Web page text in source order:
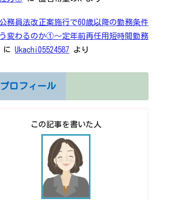
務員法改正案施行で60歳以降の勤務条件
変わるのか①～定年前再任用短時間勤務
に Ukachi05524587 より
プロフィール
この記事を書いた人